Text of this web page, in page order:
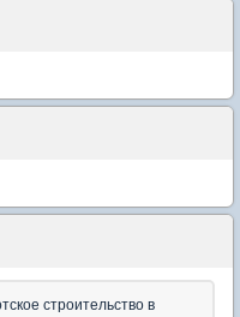
строительство в